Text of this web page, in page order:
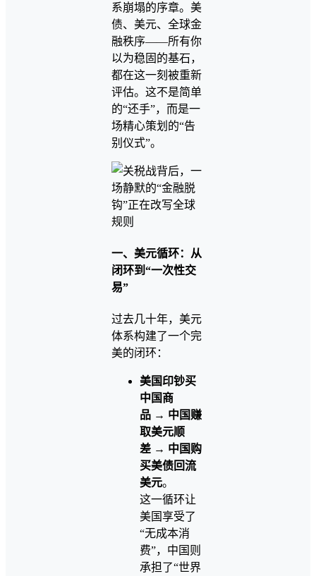
系崩塌的序章。美
债、美元、全球金
融秩序——所有你
以为稳固的基石，
都在这一刻被重新
评估。这不是简单
的“还手”，而是一
场精心策划的“告
别仪式”。
一、美元循环：从
闭环到“一次性交
易”
过去几十年，美元
体系构建了一个完
美的闭环：
美国印钞买
中国商
品 → 中国赚
取美元顺
差 → 中国购
买美债回流
美元。
这一循环让
美国享受了
“无成本消
费”，中国则
承担了“世界